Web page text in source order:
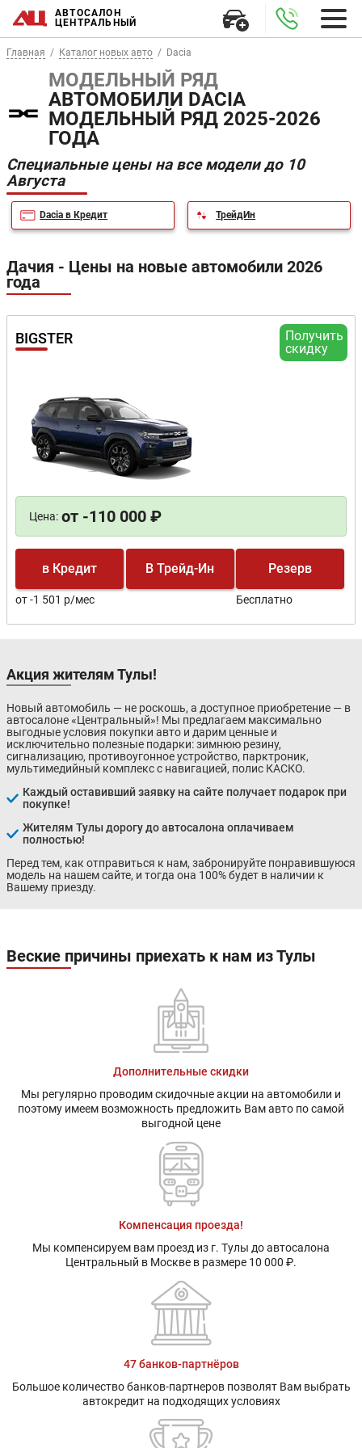
АВТОСАЛОН
ЦЕНТРАЛЬНЫЙ
Главная Каталог новых авто Dacia
МОДЕЛЬНЫЙ РЯД
АВТОМОБИЛИ DACIA
МОДЕЛЬНЫЙ РЯД 2025-2026
ГОДА
Специальные цены на все модели до 10
Августа
Dacia в Кредит ТрейдИн
Дачия - Цены на новые автомобили 2026
года
Получить
скидку
BIGSTER
Цена: от -110 000 ₽
в Кредит
от -1 501 р/мес
В Трейд-Ин Резерв
Бесплатно
Акция жителям Тулы!
Новый автомобиль — не роскошь, а доступное приобретение — в
автосалоне «Центральный»! Мы предлагаем максимально
выгодные условия покупки авто и дарим ценные и
исключительно полезные подарки: зимнюю резину,
сигнализацию, противоугонное устройство, парктроник,
мультимедийный комплекс с навигацией, полис КАСКО.
Каждый оставивший заявку на сайте получает подарок при
покупке!
Жителям Тулы дорогу до автосалона оплачиваем
полностью!
Перед тем, как отправиться к нам, забронируйте понравившуюся
модель на нашем сайте, и тогда она 100% будет в наличии к
Вашему приезду.
Веские причины приехать к нам из Тулы
Дополнительные скидки
Мы регулярно проводим скидочные акции на автомобили и
поэтому имеем возможность предложить Вам авто по самой
выгодной цене
Компенсация проезда!
Мы компенсируем вам проезд из г. Тулы до автосалона
Центральный в Москве в размере 10 000 ₽.
47 банков-партнёров
Большое количество банков-партнеров позволят Вам выбрать
автокредит на подходящих условиях